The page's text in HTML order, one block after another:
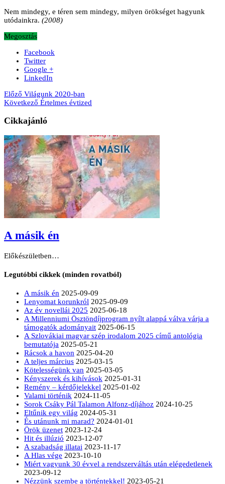
Nem mindegy, e téren sem mindegy, milyen örökséget hagyunk
utódainkra. (2008)
Megosztás
Facebook
Twitter
Google +
LinkedIn
Előző Világunk 2020-ban
Következő Értelmes évtized
Cikkajánló
A másik én
Előkészületben…
Legutóbbi cikkek (minden rovatból)
A másik én 2025-09-09
Lenyomat korunkról 2025-09-09
Az év novellái 2025 2025-06-18
A Millenniumi Ösztöndíjprogram nyílt alappá válva várja a
támogatók adományait 2025-06-15
A Szlovákiai magyar szép irodalom 2025 című antológia
bemutatója 2025-05-21
Rácsok a havon 2025-04-20
A teljes március 2025-03-15
Kötelességünk van 2025-03-05
Kényszerek és kihívások 2025-01-31
Remény – kérdőjelekkel 2025-01-02
Valami történik 2024-11-05
Sorok Csáky Pál Talamon Alfonz-díjához 2024-10-25
Eltűnik egy világ 2024-05-31
És utánunk mi marad? 2024-01-01
Örök üzenet 2023-12-24
Hit és illúzió 2023-12-07
A szabadság illatai 2023-11-17
A Hlas vége 2023-10-10
Miért vagyunk 30 évvel a rendszerváltás után elégedetlenek
2023-09-12
Nézzünk szembe a történtekkel! 2023-05-21